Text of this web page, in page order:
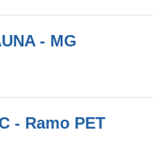
- MG
- Ramo PET